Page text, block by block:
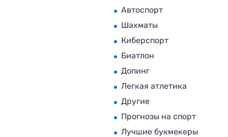
Автоспорт
Шахматы
Киберспорт
Биатлон
Допинг
Легкая атлетика
Другие
Прогнозы на спорт
Лучшие букмекеры